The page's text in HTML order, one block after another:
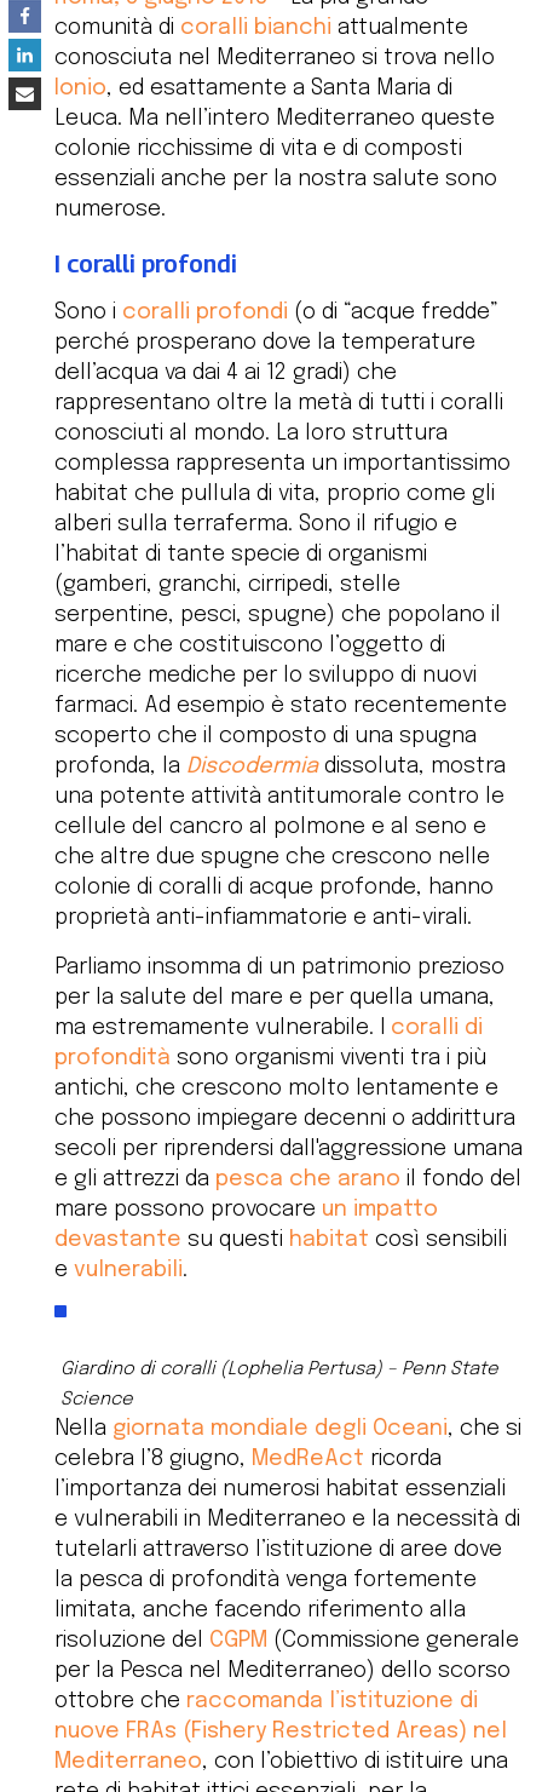
comunità di coralli bianchi attualmente
conosciuta nel Mediterraneo si trova nello
Ionio, ed esattamente a Santa Maria di
Leuca. Ma nell’intero Mediterraneo queste
colonie ricchissime di vita e di composti
essenziali anche per la nostra salute sono
numerose.
I coralli profondi
Sono i coralli profondi (o di “acque fredde”
perché prosperano dove la temperature
dell’acqua va dai 4 ai 12 gradi) che
rappresentano oltre la metà di tutti i coralli
conosciuti al mondo. La loro struttura
complessa rappresenta un importantissimo
habitat che pullula di vita, proprio come gli
alberi sulla terraferma. Sono il rifugio e
l’habitat di tante specie di organismi
(gamberi, granchi, cirripedi, stelle
serpentine, pesci, spugne) che popolano il
mare e che costituiscono l’oggetto di
ricerche mediche per lo sviluppo di nuovi
farmaci. Ad esempio è stato recentemente
scoperto che il composto di una spugna
profonda, la Discodermia dissoluta, mostra
una potente attività antitumorale contro le
cellule del cancro al polmone e al seno e
che altre due spugne che crescono nelle
colonie di coralli di acque profonde, hanno
proprietà anti-infiammatorie e anti-virali.
Parliamo insomma di un patrimonio prezioso
per la salute del mare e per quella umana,
ma estremamente vulnerabile. I coralli di
profondità sono organismi viventi tra i più
antichi, che crescono molto lentamente e
che possono impiegare decenni o addirittura
secoli per riprendersi dall'aggressione umana
e gli attrezzi da pesca che arano il fondo del
mare possono provocare un impatto
devastante su questi habitat così sensibili
e vulnerabili.
Giardino di coralli (Lophelia Pertusa) – Penn State
Science
Nella giornata mondiale degli Oceani, che si
celebra l’8 giugno, MedReAct ricorda
l’importanza dei numerosi habitat essenziali
e vulnerabili in Mediterraneo e la necessità di
tutelarli attraverso l’istituzione di aree dove
la pesca di profondità venga fortemente
limitata, anche facendo riferimento alla
risoluzione del CGPM (Commissione generale
per la Pesca nel Mediterraneo) dello scorso
ottobre che raccomanda l’istituzione di
nuove FRAs (Fishery Restricted Areas) nel
Mediterraneo, con l’obiettivo di istituire una